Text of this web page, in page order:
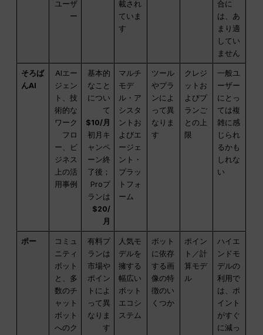
ユーザ
ー
載され
ていま
す
合に
は、あ
まり適
してい
ません
そろば
んAI
AIエー
ジェン
ト、技
術的な
ワーク
フロ
ー、ビ
ジネス
上の活
用事例
基本的
なこと
につい
て
$10/月
初月キ
ャンペ
ーン終
了後；
Proプ
ランは
$20/
月
マルチ
モデ
ル・ア
シスタ
ントお
よびエ
ージェ
ント・
プラッ
トフォ
ーム
ツール
やプラ
ンによ
って異
なりま
す
クレジ
ットお
よびプ
ランご
との上
限
一般ユ
ーザー
にとっ
ては複
雑に感
じられ
るかも
しれな
い
ポー
コミュ
ニティ
ボット
と、多
数のチ
ャット
ボット
へのク
有料プ
ランは
市場や
ポイン
トによ
って異
なりま
す
人気モ
デルを
擁する
幅広い
ボット
エコシ
ステム
ボット
に依存
する画
像の特
徴のい
くつか
ポイン
ト／計
算モデ
ル
ハイエ
ンドモ
デルの
利用で
は、ポ
イント
がすぐ
に減っ